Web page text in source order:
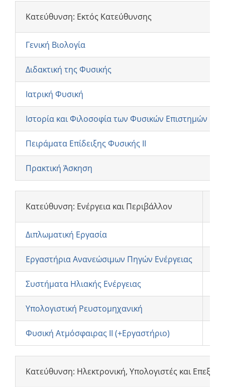
Ενημέρωση
Κατεύθυνση: Εκτός Κατεύθυνσης
Γενική Βιολογία
Διδακτική της Φυσικής
Ιατρική Φυσική
Ιστορία και Φιλοσοφία των Φυσικών Επιστημών
Πειράματα Επίδειξης Φυσικής ΙΙ
Πρακτική Άσκηση
Κατεύθυνση: Ενέργεια και Περιβάλλον
Διπλωματική Εργασία
Εργαστήρια Ανανεώσιμων Πηγών Ενέργειας
Συστήματα Ηλιακής Ενέργειας
Υπολογιστική Ρευστομηχανική
Φυσική Ατμόσφαιρας ΙΙ (+Εργαστήριο)
Κατεύθυνση: Ηλεκτρονική, Υπολογιστές και